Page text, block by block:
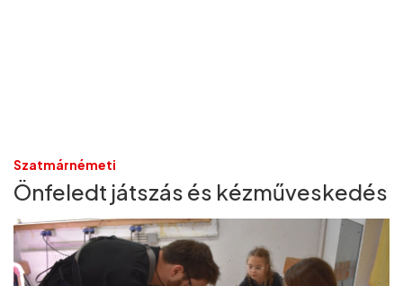
Szatmárnémeti
Önfeledt játszás és kézműveskedés